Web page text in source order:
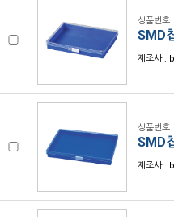
상품번호
SMD
제조사 :
상품번호
SMD
제조사 :